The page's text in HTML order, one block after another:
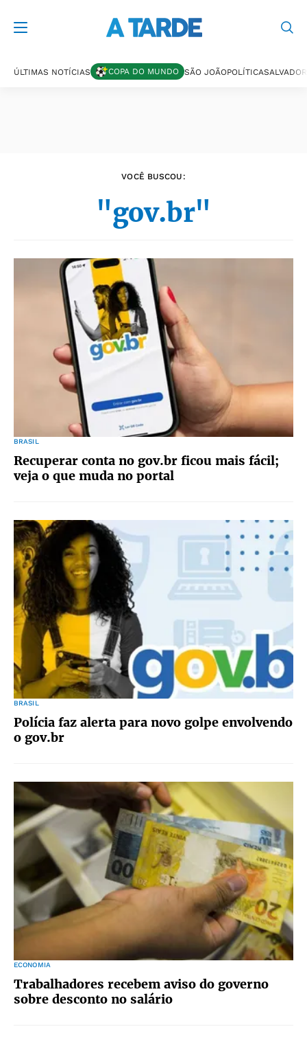
ÚLTIMAS NOTÍCIAS COPA DO MUNDO SÃO JOÃOPOLÍTICASALVADOR
VOCÊ BUSCOU:
"gov.br"
BRASIL
Recuperar conta no gov.br ficou mais fácil;
veja o que muda no portal
BRASIL
Polícia faz alerta para novo golpe envolvendo
o gov.br
ECONOMIA
Trabalhadores recebem aviso do governo
sobre desconto no salário